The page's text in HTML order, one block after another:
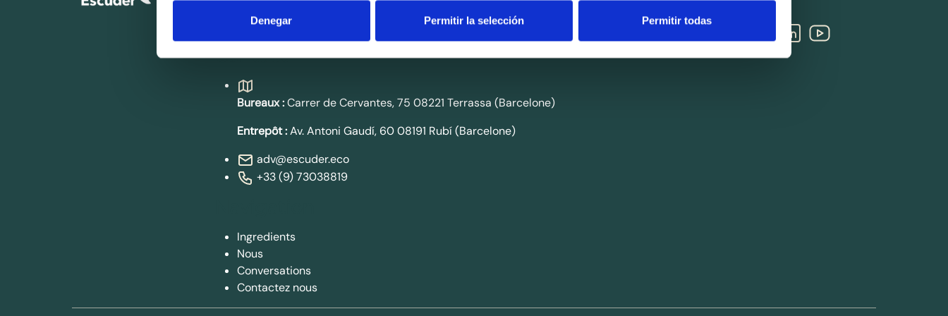
Denegar Permitir la selección Permitir todas
produits dans les secteurs cosmétique, pharmaceutique et alimentaire.
Contact
Bureaux :Carrer de Cervantes, 75 08221 Terrassa (Barcelone)
Entrepôt :Av. Antoni Gaudí, 60 08191 Rubí (Barcelone)
adv@escuder.eco
+33 (9) 73038819
Ingredients
Nous
Conversations
Contactez nous